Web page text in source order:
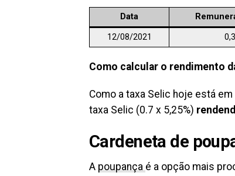
Data
12/08/2021
Como calcular o rendimento
Como a taxa Selic hoje está
taxa Selic (0.7 x 5,25%)
Cardeneta de
A poupança é a opção mais